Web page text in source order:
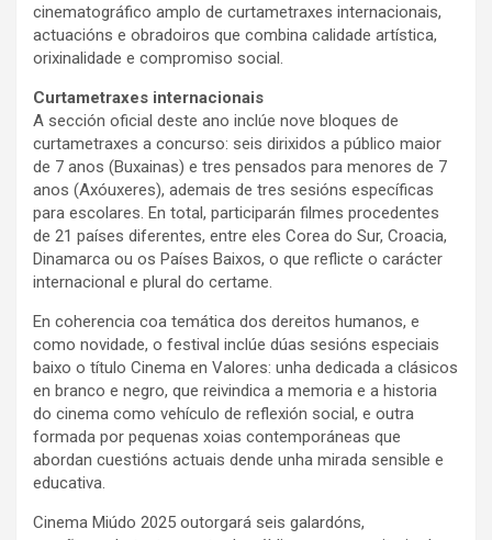
cinematográfico amplo de curtametraxes internacionais,
actuacións e obradoiros que combina calidade artística,
orixinalidade e compromiso social.
Curtametraxes internacionais
A sección oficial deste ano inclúe nove bloques de
curtametraxes a concurso: seis dirixidos a público maior
de 7 anos (Buxainas) e tres pensados para menores de 7
anos (Axóuxeres), ademais de tres sesións específicas
para escolares. En total, participarán filmes procedentes
de 21 países diferentes, entre eles Corea do Sur, Croacia,
Dinamarca ou os Países Baixos, o que reflicte o carácter
internacional e plural do certame.
En coherencia coa temática dos dereitos humanos, e
como novidade, o festival inclúe dúas sesións especiais
baixo o título Cinema en Valores: unha dedicada a clásicos
en branco e negro, que reivindica a memoria e a historia
do cinema como vehículo de reflexión social, e outra
formada por pequenas xoias contemporáneas que
abordan cuestións actuais dende unha mirada sensible e
educativa.
Cinema Miúdo 2025 outorgará seis galardóns,